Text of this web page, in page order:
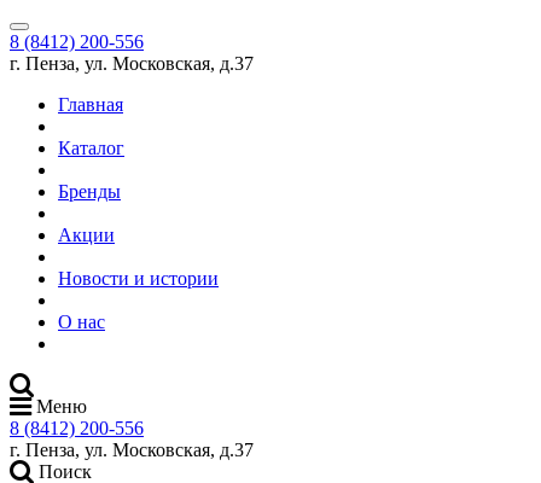
8 (8412) 200-556
г. Пенза, ул. Московская, д.37
Главная
Каталог
Бренды
Акции
Новости и истории
О нас
Меню
8 (8412) 200-556
г. Пенза, ул. Московская, д.37
Поиск